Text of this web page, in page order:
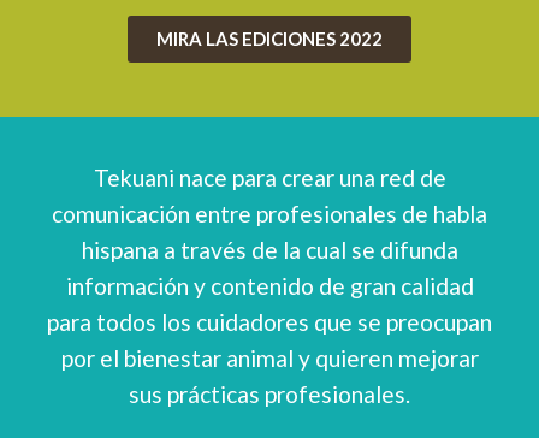
MIRA LAS EDICIONES 2022
Tekuani nace para crear una red de
comunicación entre profesionales de habla
hispana a través de la cual se difunda
información y contenido de gran calidad
para todos los cuidadores que se preocupan
por el bienestar animal y quieren mejorar
sus prácticas profesionales.